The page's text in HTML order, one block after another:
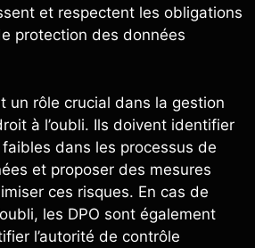
et respectent les obligations
protection des données
un rôle crucial dans la gestion
à l’oubli. Ils doivent identifier
dans les processus de
et proposer des mesures
ces risques. En cas de
les DPO sont également
l’autorité de contrôle